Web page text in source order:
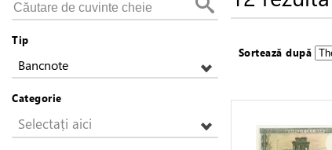
Tip
Bancnote
Categorie
Selectați aici
Sortează după